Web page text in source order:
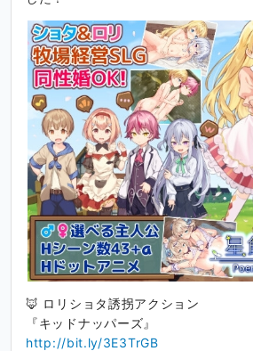
🦊 ロリショタ誘拐アクション
『キッドナッパーズ』
http://bit.ly/3E3TrGB